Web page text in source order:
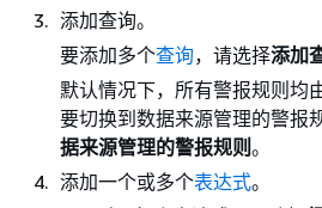
添加查询。
要添加多个查询，请选择添加
默认情况下，所有警报规则均
要切换到数据来源管理的警报
据来源管理的警报规则。
添加一个或多个表达式。